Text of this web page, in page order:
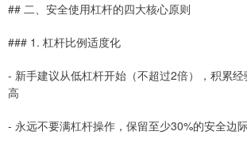
## 二、安全使用杠杆的四大核心原则
### 1. 杠杆比例适度化
- 新手建议从低杠杆开始（不超过2倍），积累
高
- 永远不要满杠杆操作，保留至少30%的安全边